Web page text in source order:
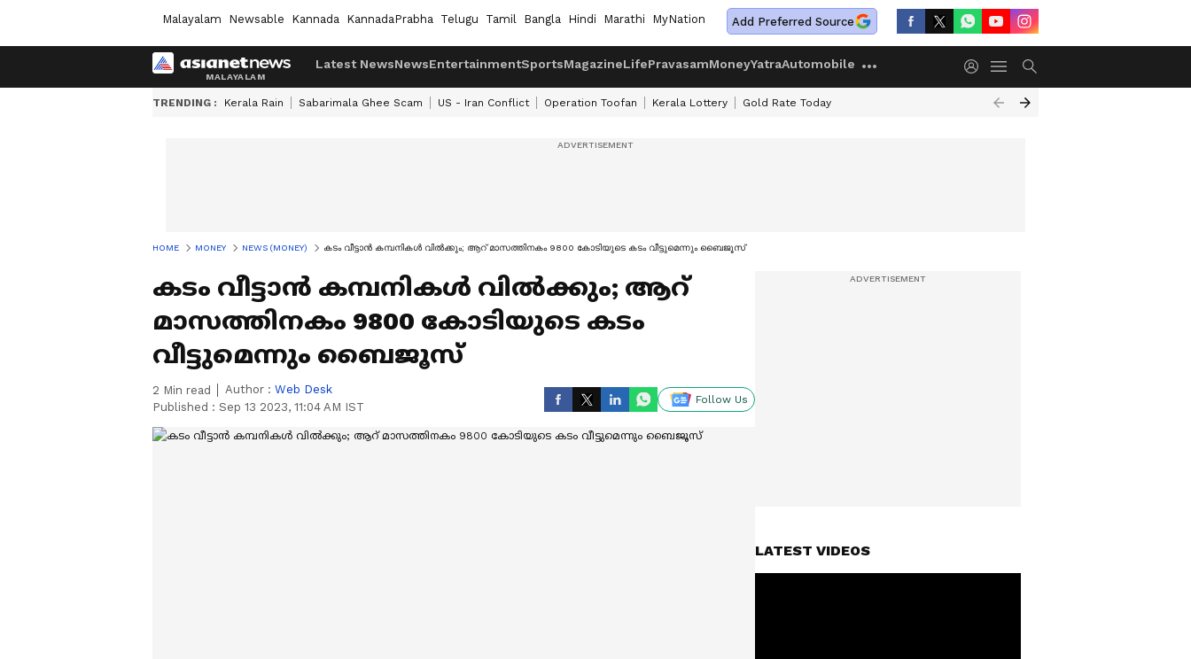
Malayalam Newsable Kannada KannadaPrabha Telugu Tamil Bangla Hindi Marathi MyNation Add Preferred Source
Latest NewsNewsEntertainmentSportsMagazineLifePravasamMoneyYatraAutomobile
TRENDING : Kerala Rain Sabarimala Ghee Scam US - Iran Conflict Operation Toofan Kerala Lottery Gold Rate Today
HOME MONEY NEWS (MONEY) കടം വീട്ടാൻ കമ്പനികൾ വിൽക്കും; ആറ് മാസത്തിനകം 9800 കോടിയുടെ കടം വീട്ടുമെന്നും ബൈജൂസ്
കടം വീട്ടാൻ കമ്പനികൾ വിൽക്കും; ആറ്
മാസത്തിനകം 9800 കോടിയുടെ കടം
വീട്ടുമെന്നും ബൈജൂസ്
2 Min read Author : Web Desk
Published : Sep 13 2023, 11:04 AM IST
Follow Us
LATEST VIDEOS